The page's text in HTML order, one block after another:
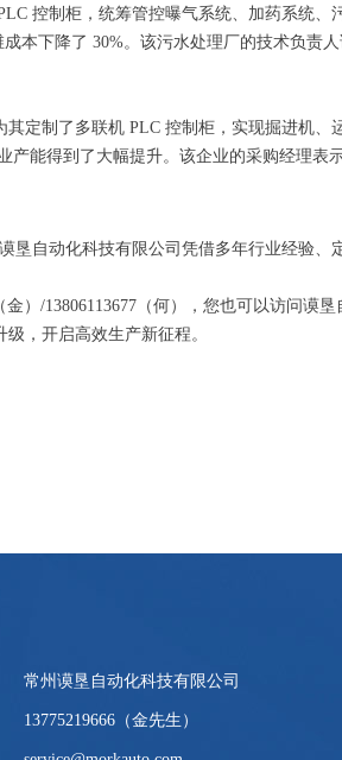
控制柜，统筹管控曝气系统、加药系统、
本下降了 30%。该污水处理厂的技术负责
定制了多联机 PLC 控制柜，实现掘进机、
能得到了大幅提升。该企业的采购经理表
自动化科技有限公司凭借多年行业经验、
）/13806113677（何），您也可以访问谟垦
，开启高效生产新征程。
常州谟垦自动化科技有限公司
13775219666（金先生）